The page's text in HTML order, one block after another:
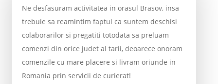
Ne desfasuram activitatea in orasul Brasov, insa
trebuie sa reamintim faptul ca suntem deschisi
colaborarilor si pregatiti totodata sa preluam
comenzi din orice judet al tarii, deoarece onoram
comenzile cu mare placere si livram oriunde in
Romania prin servicii de curierat!